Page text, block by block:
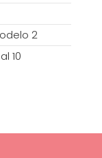
2
10